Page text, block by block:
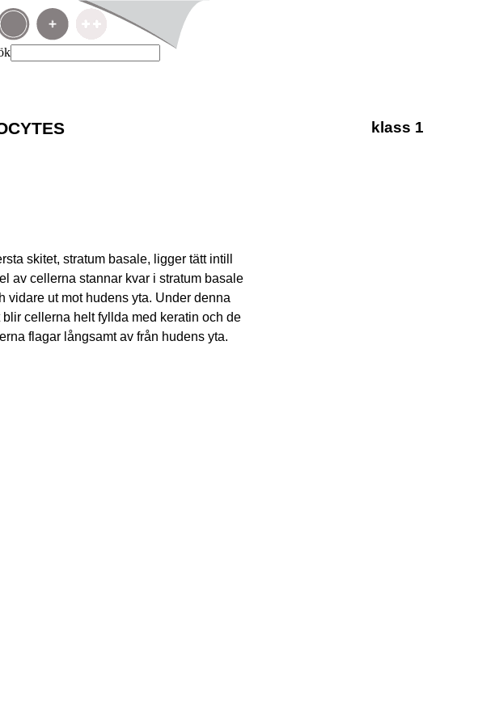
klass 1
skitet, stratum basale, ligger tätt intill
av cellerna stannar kvar i stratum basale
vidare ut mot hudens yta. Under denna
cellerna helt fyllda med keratin och de
flagar långsamt av från hudens yta.